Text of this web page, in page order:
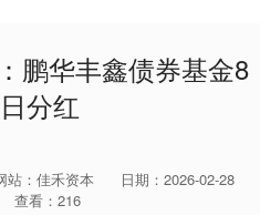
鹏华丰鑫债券基金8
分红
站：佳禾资本
日期：2026-02-28
查看：216